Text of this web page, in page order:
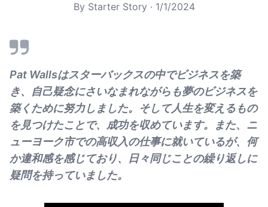
By Starter Story · 1/1/2024
Pat Wallsはスターバックスの中でビジネスを築
き、自己疑念にさいなまれながらも夢のビジネスを
築くために努力しました。そして人生を変えるもの
を見つけたことで、成功を収めています。また、ニ
ューヨーク市での高収入の仕事に就いているが、何
か違和感を感じており、日々同じことの繰り返しに
疑問を持っていました。